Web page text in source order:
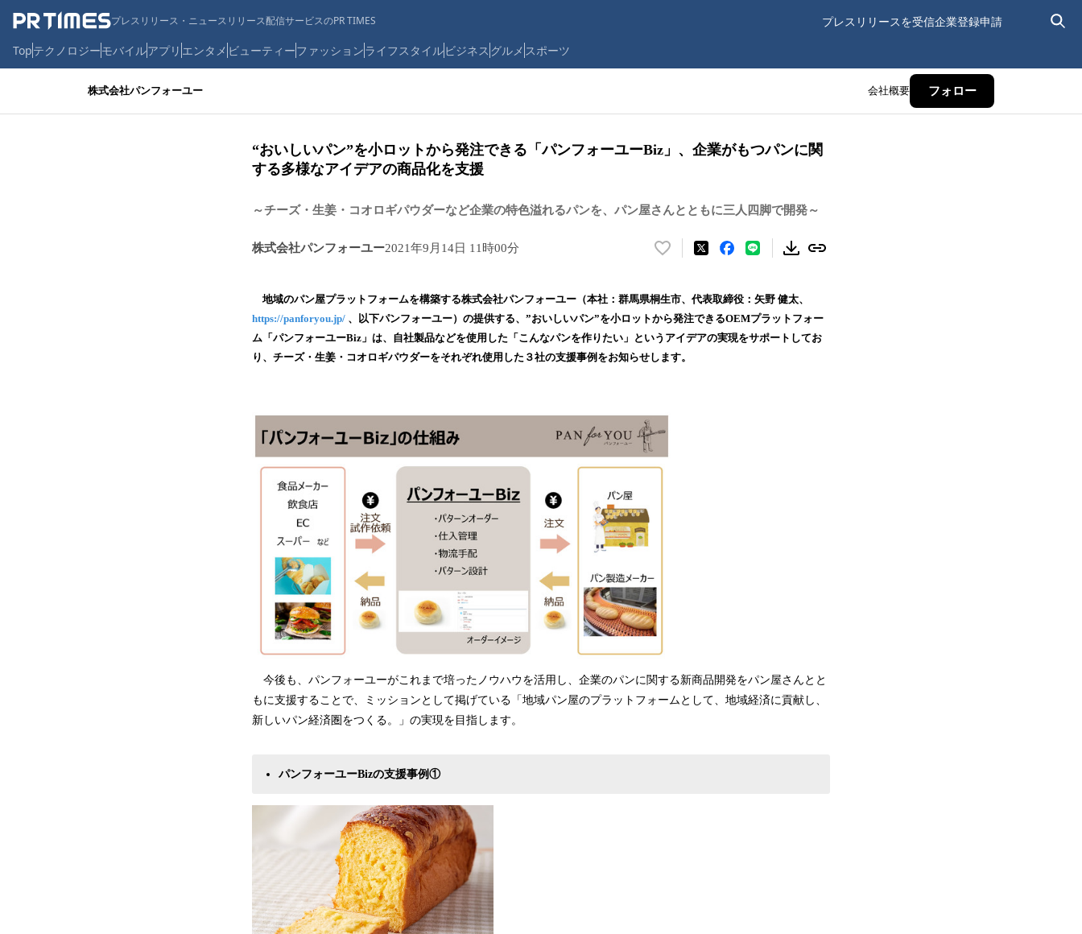
プレスリリース・ニュースリリース配信サービスのPR TIMES プレスリリースを受信企業登録申請
Topテクノロジーモバイルアプリ エンタメ ビューティーファッションライフスタイルビジネス グルメ スポーツ
株式会社パンフォーユー 会社概要 フォロー
“おいしいパン”を小ロットから発注できる「パンフォーユーBiz」、企業がもつパンに関
する多様なアイデアの商品化を支援
～チーズ・生姜・コオロギパウダーなど企業の特色溢れるパンを、パン屋さんとともに三人四脚で開発～
株式会社パンフォーユー2021年9月14日 11時00分
い
！
数
を
読
す
地域のパン屋プラットフォームを構築する株式会社パンフォーユー（本社：群馬県桐生市、代表取締役：矢野 健太、
https://panforyou.jp/ 、以下パンフォーユー）の提供する、”おいしいパン”を小ロットから発注できるOEMプラットフォー
ム「パンフォーユーBiz」は、自社製品などを使用した「こんなパンを作りたい」というアイデアの実現をサポートしてお
り、チーズ・生姜・コオロギパウダーをそれぞれ使用した３社の支援事例をお知らせします。
今後も、パンフォーユーがこれまで培ったノウハウを活用し、企業のパンに関する新商品開発をパン屋さんとと
もに支援することで、ミッションとして掲げている「地域パン屋のプラットフォームとして、地域経済に貢献し、
新しいパン経済圏をつくる。」の実現を目指します。
パンフォーユーBizの支援事例①